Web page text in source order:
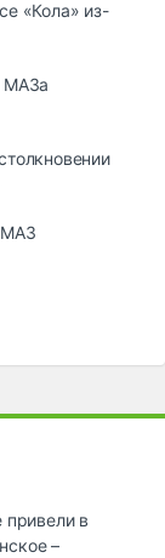
«Кола» из-
МАЗа
МАЗ
привели в
–